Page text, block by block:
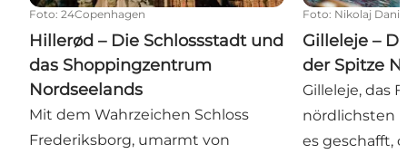
Foto: 24Copenhagen
Hillerød – Die Schlossstadt und
das Shoppingzentrum
Nordseelands
Mit dem Wahrzeichen Schloss
Frederiksborg, umarmt von
Foto: Nikolaj
Gilleleje –
der Spitze
Gilleleje, das
nördlichsten
es geschafft,